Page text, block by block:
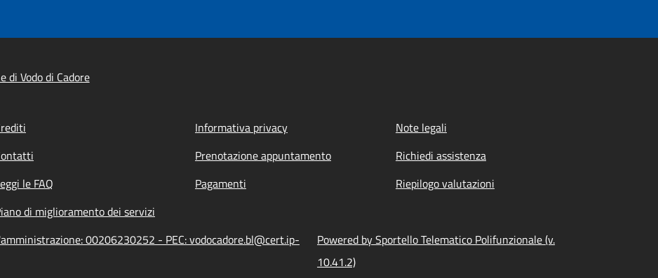
di Vodo di Cadore
Informativa privacy
Note legali
Prenotazione appuntamento
Richiedi assistenza
le FAQ Pagamenti
Riepilogo valutazioni
di miglioramento dei servizi
00206230252 - PEC: vodocadore.bl@cert.ip-
Powered by Sportello Telematico Polifunzionale (v.
10.41.2)